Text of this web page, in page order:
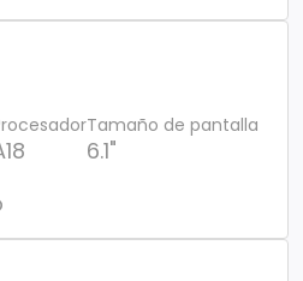
Tamaño de pantalla
6.1"